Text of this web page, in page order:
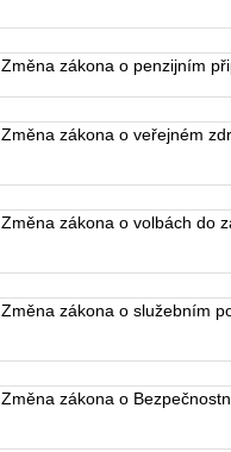
Změna zákona o penzijním
Změna zákona o veřejném
Změna zákona o volbách do
Změna zákona o služebním
Změna zákona o